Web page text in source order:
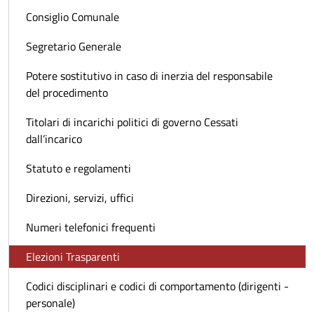
Consiglio Comunale
Segretario Generale
Potere sostitutivo in caso di inerzia del responsabile
del procedimento
Titolari di incarichi politici di governo Cessati
dall’incarico
Statuto e regolamenti
Direzioni, servizi, uffici
Numeri telefonici frequenti
Elezioni Trasparenti
Codici disciplinari e codici di comportamento (dirigenti -
personale)